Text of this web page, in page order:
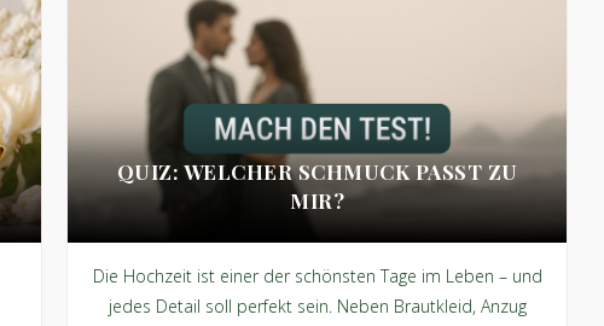
QUIZ: WELCHER SCHMUCK PASST ZU
MIR?
Die Hochzeit ist einer der schönsten Tage im Leben – und
jedes Detail soll perfekt sein. Neben Brautkleid, Anzug